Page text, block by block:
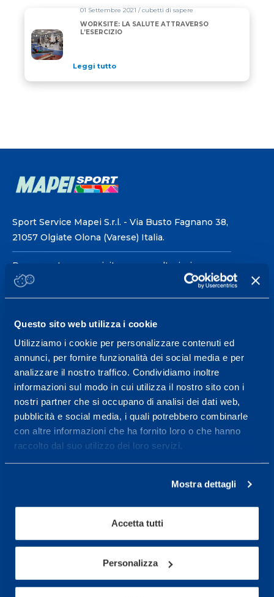
Questo sito web utilizza i cookie
Utilizziamo i cookie per personalizzare contenuti ed
annunci, per fornire funzionalità dei social media e per
analizzare il nostro traffico. Condividiamo inoltre
informazioni sul modo in cui utilizza il nostro sito con i
nostri partner che si occupano di analisi dei dati web,
pubblicità e social media, i quali potrebbero combinarle
con altre informazioni che ha fornito loro o che hanno
raccolto dal suo utilizzo dei loro servizi.
Mostra dettagli
Accetta tutti
Personalizza
01 Settembre 2021 / cubetti di sapere
WORKSITE: LA SALUTE ATTRAVERSO
L’ESERCIZIO
Leggi tutto
Sport Service Mapei S.r.l. - Via Busto Fagnano 38,
21057 Olgiate Olona (Varese) Italia.
Per prenotare una visita o avere ulteriori
informazioni: telefonare allo +39 0331 575757 da
lunedì a venerdì 9.30-12.30 e 14.30-17.30.
ORARI DI APERTURA RECEPTION
Da Lunedì al Venerdì
08.30 - 18.30
Centro servizi per l'alta
prestazione ed il
wellness.